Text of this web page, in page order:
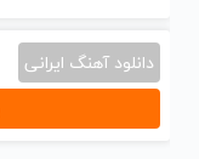
دانلود آهنگ ایرانی